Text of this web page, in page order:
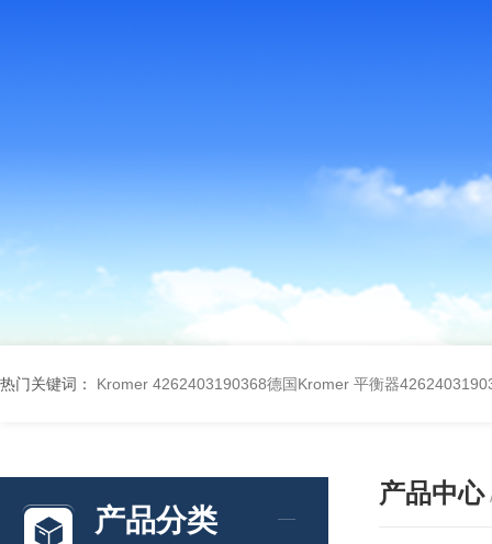
热门关键词： Kromer 4262403190368德国Kromer 平衡器
产品分类
产品中心